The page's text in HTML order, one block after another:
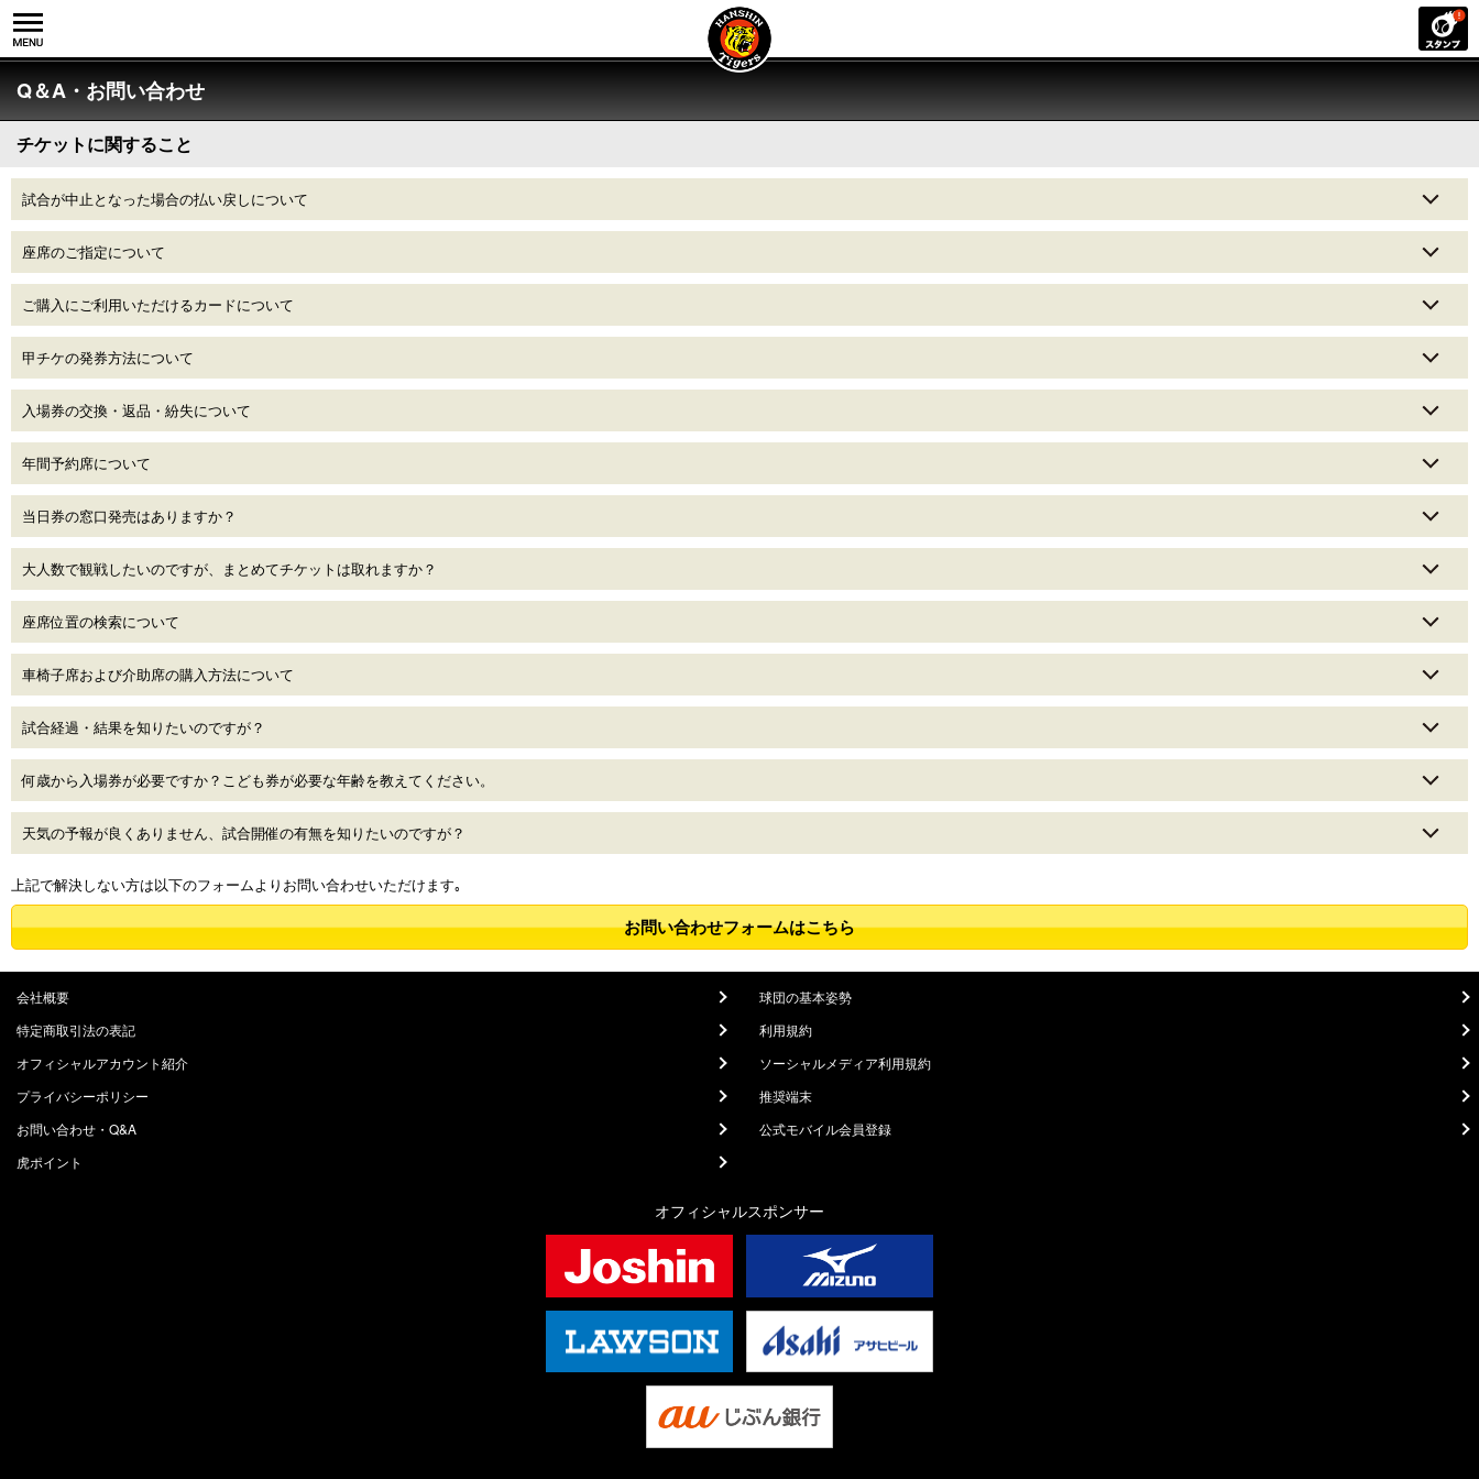
Q＆A・お問い合わせ
チケットに関すること
試合が中止となった場合の払い戻しについて
座席のご指定について
ご購入にご利用いただけるカードについて
甲チケの発券方法について
入場券の交換・返品・紛失について
年間予約席について
当日券の窓口発売はありますか？
大人数で観戦したいのですが、まとめてチケットは取れますか？
座席位置の検索について
車椅子席および介助席の購入方法について
試合経過・結果を知りたいのですが？
何歳から入場券が必要ですか？こども券が必要な年齢を教えてください。
天気の予報が良くありません、試合開催の有無を知りたいのですが？
上記で解決しない方は以下のフォームよりお問い合わせいただけます｡
お問い合わせフォームはこちら
会社概要
球団の基本姿勢
特定商取引法の表記
利用規約
オフィシャルアカウント紹介
ソーシャルメディア利用規約
プライバシーポリシー
推奨端末
お問い合わせ・Q&A
公式モバイル会員登録
虎ポイント
オフィシャルスポンサー